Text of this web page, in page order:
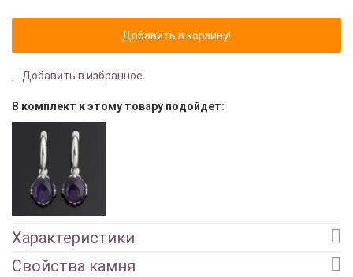
Добавить в избранное
В комплект к этому товару подойдет:
Характеристики
Свойства камня